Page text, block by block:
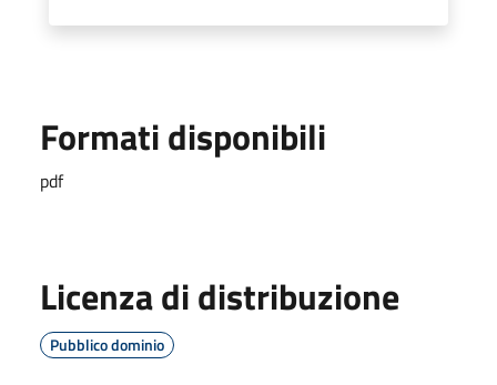
Formati disponibili
pdf
Licenza di distribuzione
Pubblico dominio